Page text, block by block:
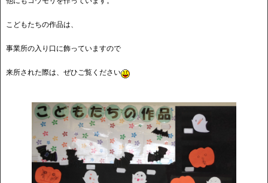
こどもたちの作品は、
事業所の入り口に飾っていますので
来所された際は、ぜひご覧ください